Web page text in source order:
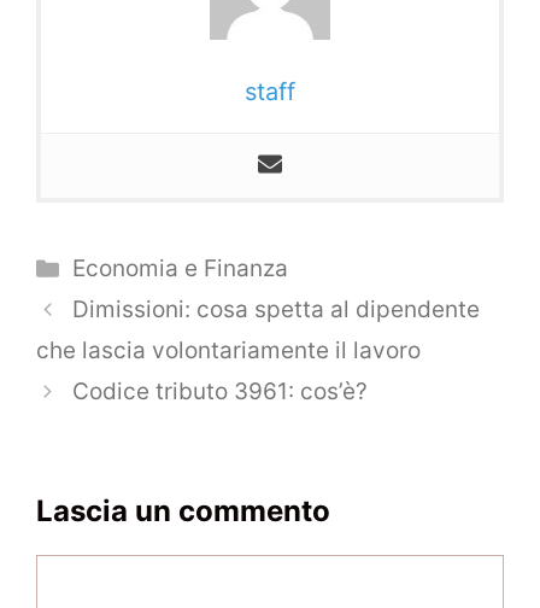
staff
Categorie
Economia e Finanza
Navigazione
articolo
Dimissioni: cosa spetta al dipendente
che lascia volontariamente il lavoro
Codice tributo 3961: cos’è?
Lascia un commento